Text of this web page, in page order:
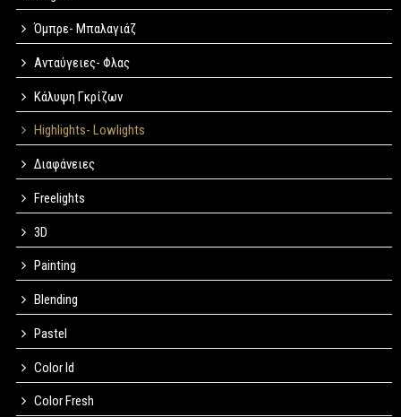
Όμπρε- Μπαλαγιάζ
Ανταύγειες- Φλας
Κάλυψη Γκρίζων
Highlights- Lowlights
Διαφάνειες
Freelights
3D
Painting
Blending
Pastel
Color Id
Color Fresh